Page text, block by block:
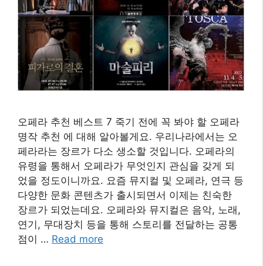
오페라 추천 베스트 7 죽기 전에 꼭 봐야 할 오페라
명작 추천 에 대해 알아볼게요. 우리나라에서는 오
페라라는 장르가 다소 생소할 것입니다. 오페라의
유령을 통해서 오페라가 무엇인지 관심을 갖게 되
었을 정도이니까요. 요즘 뮤지컬 및 오페라, 연극 등
다양한 문화 콘텐츠가 출시되면서 이제는 친숙한
장르가 되었는데요. 오페라와 뮤지컬은 음악, 노래,
연기, 무대장치 등을 통해 스토리를 전달하는 공통
점이 … Read more